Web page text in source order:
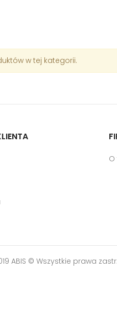
w tej kategorii.
ABIS © Wszystkie prawa